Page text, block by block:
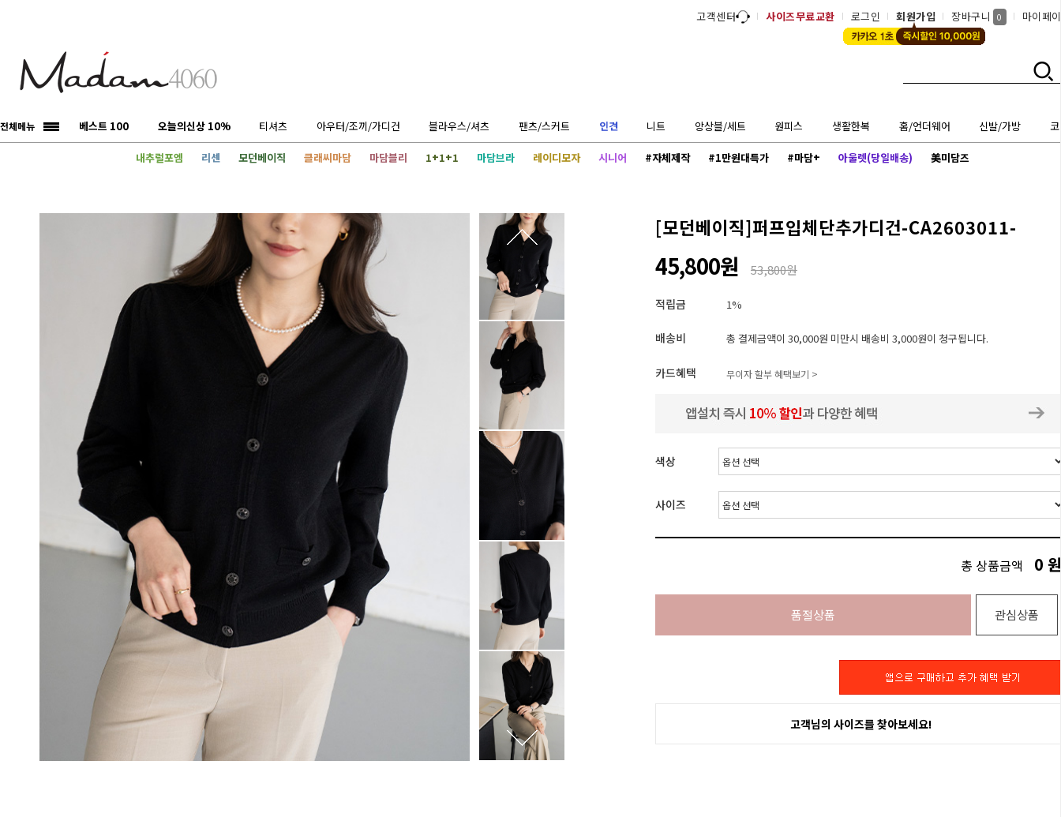
고객센터 사이즈무료교환 로그인 회원가입 장바구니 0 마이페
전체메뉴 베스트 100 오늘의신상 10% 티셔츠 아우터/조끼/가디건 블라우스/셔츠 팬츠/스커트 인견 니트 앙상블/세트 원피스 생활한복 홈/언더웨어 신발/가방
내추럴포엠 리센 모던베이직 클래씨마담 마담블리 1+1+1 마담브라 레이디모자 시니어 #자체제작 #1만원대특가 #마담+ 아울렛(당일배송) 美미담즈
[모던베이직]퍼프입체단추가디건-CA2603011-
45,800원 53,800원
적립금 1%
배송비 총 결제금액이 30,000원 미만시 배송비 3,000원이 청구됩니다.
카드혜택 무이자 할부 혜택보기 >
색상
사이즈
총 상품금액 0 원
품절상품 관심상품
고객님의 사이즈를 찾아보세요!